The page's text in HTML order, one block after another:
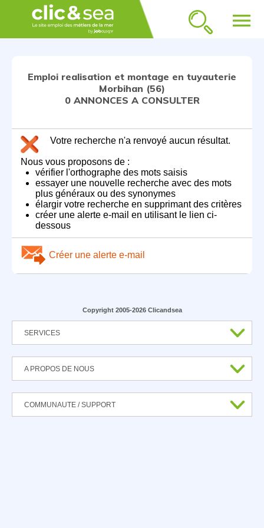
menu
Emploi realisation et montage en tuyauterie
Morbihan (56)
0 ANNONCES A CONSULTER
Votre recherche n'a renvoyé aucun résultat.
Nous vous proposons de :
vérifier l'orthographe des mots saisis
essayer une nouvelle recherche avec des mots
plus généraux ou des synonymes
élargir votre recherche en supprimant des critères
créer une alerte e-mail en utilisant le lien ci-
dessous
Créer une alerte e-mail
Copyright 2005-2026 Clicandsea
SERVICES
A PROPOS DE NOUS
COMMUNAUTE / SUPPORT